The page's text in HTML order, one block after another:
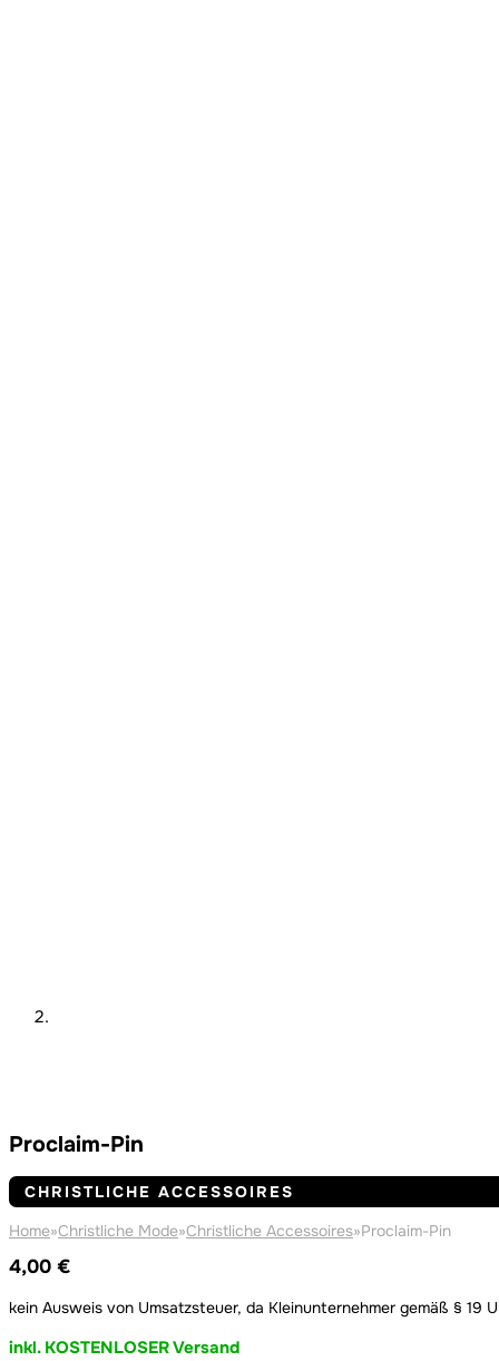
Proclaim-Pin
CHRISTLICHE ACCESSOIRES
Home»Christliche Mode»Christliche Accessoires»Proclaim-Pin
4,00 €
kein Ausweis von Umsatzsteuer, da Kleinunternehmer gemäß § 19
inkl. KOSTENLOSER Versand